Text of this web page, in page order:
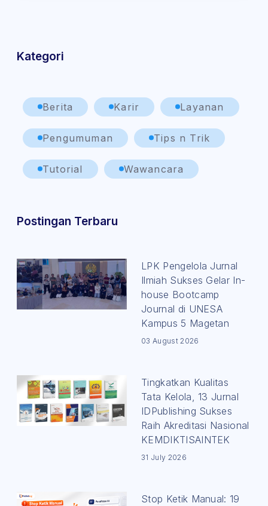
Kategori
Berita Karir Layanan
Pengumuman Tips n Trik
Tutorial Wawancara
Postingan Terbaru
LPK Pengelola Jurnal
Ilmiah Sukses Gelar In-
house Bootcamp
Journal di UNESA
Kampus 5 Magetan
03 August 2026
Tingkatkan Kualitas
Tata Kelola, 13 Jurnal
IDPublishing Sukses
Raih Akreditasi Nasional
KEMDIKTISAINTEK
31 July 2026
Stop Ketik Manual: 19